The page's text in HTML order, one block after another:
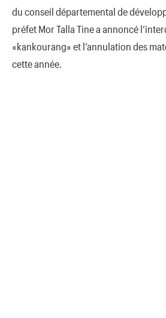
du conseil départemental de
préfet Mor Talla Tine a annoncé
«kankourang» et l’annulation des
cette année.